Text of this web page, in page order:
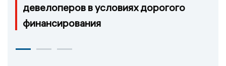
девелоперов в условиях дорогого
финансирования